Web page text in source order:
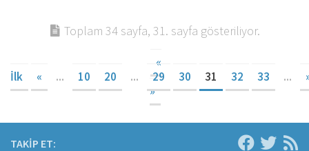
Toplam 34 sayfa, 31. sayfa gösteriliyor.
«
İlk
« ... 10 20 ... 29 30 31 32 33 ...
»
TAKIP ET: